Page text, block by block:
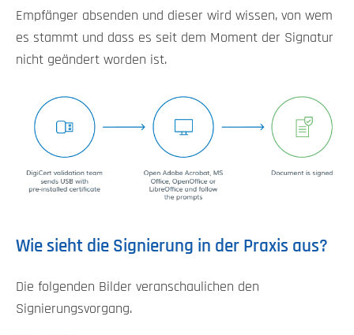
Empfänger absenden und dieser wird wissen, von wem
es stammt und dass es seit dem Moment der Signatur
nicht geändert worden ist.
Wie sieht die Signierung in der Praxis aus?
Die folgenden Bilder veranschaulichen den
Signierungsvorgang.